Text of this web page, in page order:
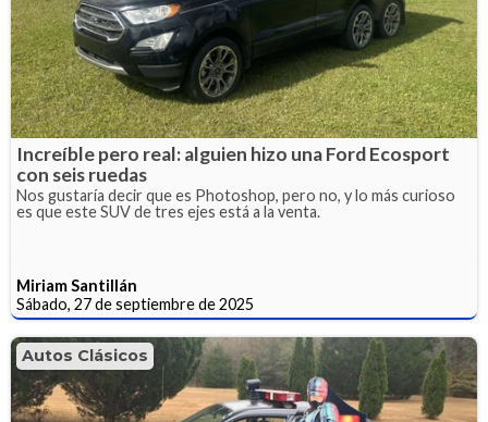
Increíble pero real: alguien hizo una Ford Ecosport
con seis ruedas
Nos gustaría decir que es Photoshop, pero no, y lo más curioso
es que este SUV de tres ejes está a la venta.
Miriam Santillán
Sábado, 27 de septiembre de 2025
Autos Clásicos